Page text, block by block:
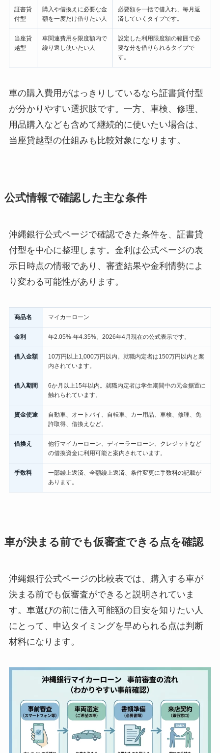
証書貸
付型
購入や借換えに必要な金
額を一度だけ借りたい人
必要額を一括で借入れ、毎月返
済していくタイプです。
当座貸
越型
車関連費用を限度額内で
繰り返し使いたい人
設定した利用限度額の範囲で必
要な分を借りられるタイプで
す。
車の購入費用がはっきりしているなら証書貸付型
が分かりやすい選択肢です。一方、車検、修理、
用品購入なども含めて継続的に使いたい場合は、
当座貸越型の仕組みも比較対象になります。
公式情報で確認した主な条件
沖縄銀行公式ページで確認できた条件を、証書貸
付型を中心に整理します。金利は公式ページの表
示日時点の情報であり、審査結果や金利情勢によ
り変わる可能性があります。
商品名 マイカーローン
金利 年2.05%-年4.35%。2026年4月現在の公式表示です。
借入金額
10万円以上1,000万円以内。就職内定者は150万円以内と案
内されています。
借入期間
6か月以上15年以内。就職内定者は学生期間中の元金据置に
触れられています。
資金使途
自動車、オートバイ、自転車、カー用品、車検、修理、免
許取得、借換えなど。
借換え
他行マイカーローン、ディーラーローン、クレジットなど
の借換資金に利用可能と案内されています。
手数料
一部繰上返済、全額繰上返済、条件変更に手数料の記載が
あります。
車が決まる前でも仮審査できる点を確認
沖縄銀行公式ページの比較表では、購入する車が
決まる前でも仮審査ができると説明されていま
す。車選びの前に借入可能額の目安を知りたい人
にとって、申込タイミングを早められる点は判断
材料になります。